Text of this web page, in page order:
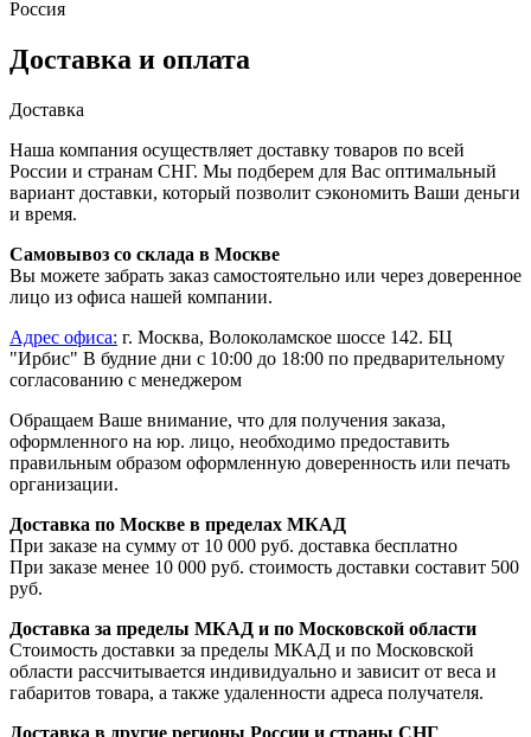
Россия
Доставка и оплата
Доставка
Наша компания осуществляет доставку товаров по всей
России и странам СНГ. Мы подберем для Вас оптимальный
вариант доставки, который позволит сэкономить Ваши деньги
и время.
Самовывоз со склада в Москве
Вы можете забрать заказ самостоятельно или через доверенное
лицо из офиса нашей компании.
Адрес офиса: г. Москва, Волоколамское шоссе 142. БЦ
"Ирбис" В будние дни с 10:00 до 18:00 по предварительному
согласованию с менеджером
Обращаем Ваше внимание, что для получения заказа,
оформленного на юр. лицо, необходимо предоставить
правильным образом оформленную доверенность или печать
организации.
Доставка по Москве в пределах МКАД
При заказе на сумму от 10 000 руб. доставка бесплатно
При заказе менее 10 000 руб. стоимость доставки составит 500
руб.
Доставка за пределы МКАД и по Московской области
Стоимость доставки за пределы МКАД и по Московской
области рассчитывается индивидуально и зависит от веса и
габаритов товара, а также удаленности адреса получателя.
Доставка в другие регионы России и страны СНГ